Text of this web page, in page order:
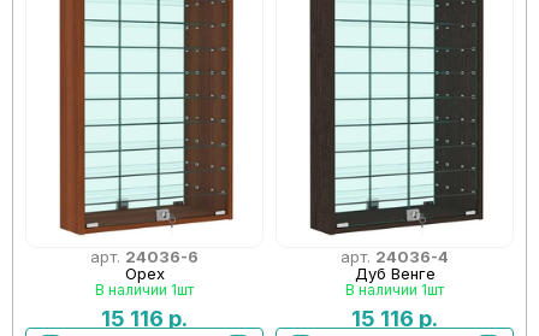
арт. 24036-6
Орех
В наличии 1шт
15 116 р.
арт. 24036-4
Дуб Венге
В наличии 1шт
15 116 р.